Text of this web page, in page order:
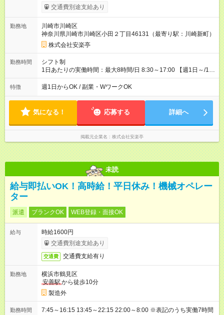
間】試用期間あり 試用期間の長さ：12ヶ月 ※ 雇用形態と給与
に、本採用時と異なる部分があります。 雇用形態：本採用時と
ヶ月の間で、合計30時間の試用期間（研修期間）があります。
交通費別途支給あり
勤務地
川崎市川崎区
神奈川県川崎市川崎区小田２丁目46131（最寄り駅：川崎新町）
株式会社安楽亭
勤務時間
シフト制
1日あたりの実働時間：最大8時間/日 8:30～17:00 【週1日～/1日
3時間～OK！】 ＊レギュラー勤務ももちろん大歓迎！ 「子ども
のお迎えまでの時間」 「ランチタイムだけ」 など、家庭の予定
可能◎
特徴 週1日からOK / 副業・WワークOK
気になる！ 応募する 詳細へ
掲載元企業名 株式会社安楽亭
未読
給与即払いOK！高時給！平日休み！機械オペレー
ター
派遣 ブランクOK WEB登録・面接OK
給与
時給1600円
交通費別途支給あり
交通費 交通費支給有り
勤務地
横浜市鶴見区
安善駅から徒歩10分
製造外
勤務時間
7:45～16:15 13:45～22:15 22:00～8:00 ※表記のうち実働7時間